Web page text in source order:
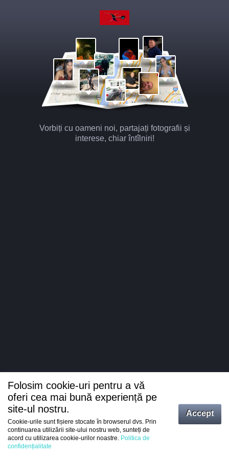
Vorbiți cu oameni noi, partajați fotografii și
interese, chiar întîlniri!
Intrați
Folosim cookie-uri pentru a vă
oferi cea mai bună experiență pe
site-ul nostru.
Cookie-urile sunt fișiere stocate în browserul dvs. Prin
continuarea utilizării site-ului nostru web, sunteți de
acord cu utilizarea cookie-urilor noastre. Politica de
confidențialitate
Accept